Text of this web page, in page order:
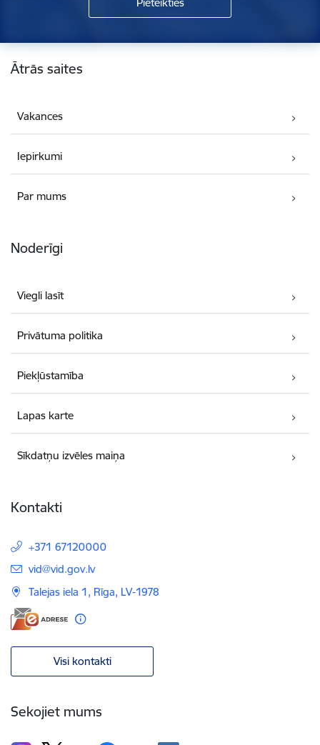
Kājene
Ātrās saites
Vakances
Iepirkumi
Par mums
Noderīgi
Viegli lasīt
Privātuma politika
Piekļūstamība
Lapas karte
Sīkdatņu izvēles maiņa
Kontakti
+371 67120000
E-pasts:
vid@vid.gov.lv
Talejas iela 1, Rīga, LV-1978
Visi kontakti
Sekojiet mums